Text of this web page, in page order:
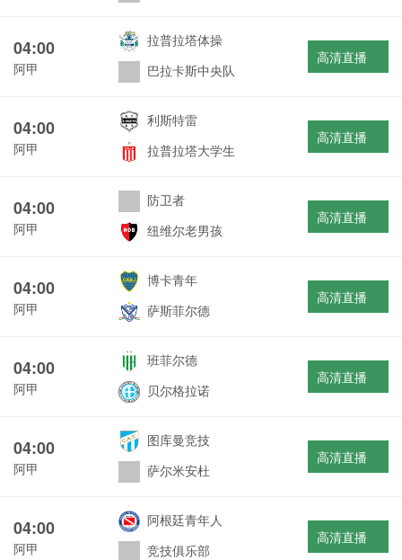
04:00
阿甲
拉普拉塔体操
巴拉卡斯中央队
高清直播
04:00
阿甲
利斯特雷
拉普拉塔大学生
高清直播
04:00
阿甲
防卫者
纽维尔老男孩
高清直播
04:00
阿甲
博卡青年
萨斯菲尔德
高清直播
04:00
阿甲
班菲尔德
贝尔格拉诺
高清直播
04:00
阿甲
图库曼竞技
萨尔米安杜
高清直播
04:00
阿甲
阿根廷青年人
竞技俱乐部
高清直播